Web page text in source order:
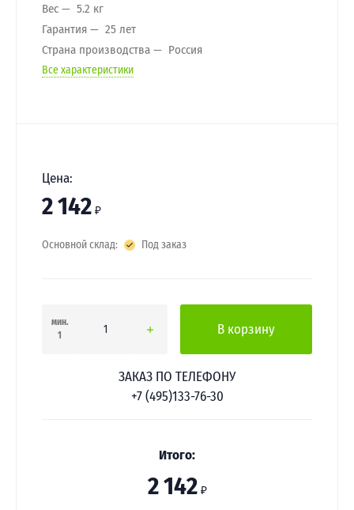
Вес
5.2 кг
Гарантия
25 лет
Страна производства
Россия
Все характеристики
Цена:
2 142 ₽
Основной склад: Под заказ
мин.
1
В корзину
ЗАКАЗ ПО ТЕЛЕФОНУ
+7 (495)133-76-30
Итого:
2 142 ₽